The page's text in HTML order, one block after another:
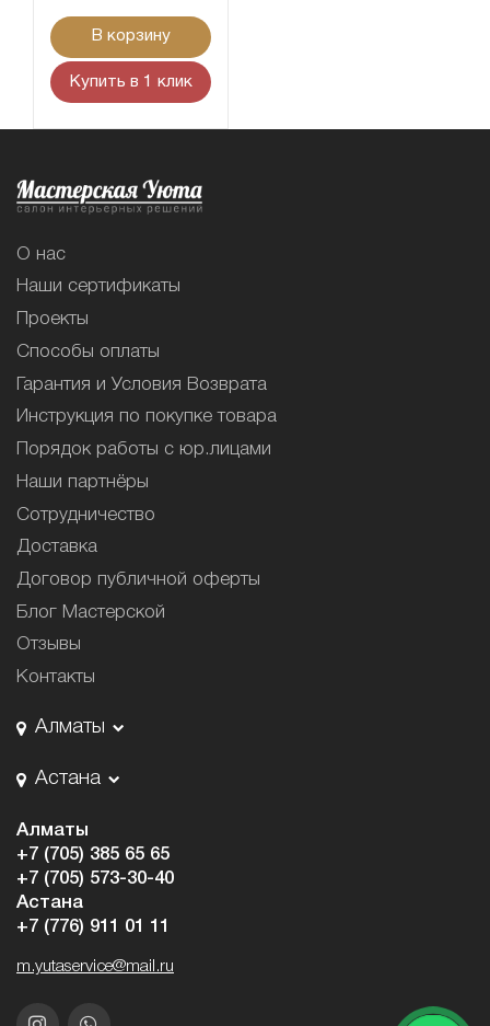
В корзину
Купить в 1 клик
О нас
Наши сертификаты
Проекты
Способы оплаты
Гарантия и Условия Возврата
Инструкция по покупке товара
Порядок работы с юр.лицами
Наши партнёры
Сотрудничество
Доставка
Договор публичной оферты
Блог Мастерской
Отзывы
Контакты
Алматы
Астана
Алматы
+7 (705) 385 65 65
+7 (705) 573-30-40
Астана
+7 (776) 911 01 11
m.yutaservice@mail.ru